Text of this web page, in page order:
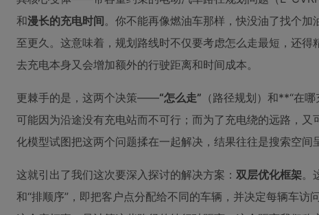
和漫长的充电时间。你不能再像燃油车那样，快没油了找个
至更久。这意味着，规划路线时不仅要考虑怎么走最短，还
去充电本身又会增加额外的行驶距离和时间成本。
更棘手的是，这两个决策——“怎么走” （路径规划）和**“在
可能因为沿途没有充电站而不可行；而为了充电绕的远路，
化模型试图把这两个问题揉在一起解决，结果往往是搜索空
这就引出了我们这次要深入探讨的解决方案： 双层优化框架。
和“排顺序”，即把客户点分配给不同的车辆，并决定每辆车